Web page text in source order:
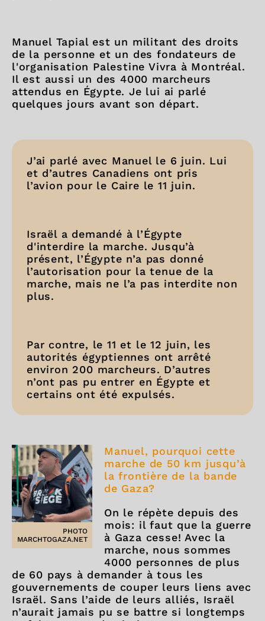
Manuel Tapial est un militant des droits
de la personne et un des fondateurs de
l'organisation Palestine Vivra à Montréal.
Il est aussi un des 4000 marcheurs
attendus en Égypte. Je lui ai parlé
quelques jours avant son départ.
J’ai parlé avec Manuel le 6 juin. Lui
et d’autres Canadiens ont pris
l’avion pour le Caire le 11 juin.
Israël a demandé à l’Égypte
d'interdire la marche. Jusqu’à
présent, l’Égypte n’a pas donné
l’autorisation pour la tenue de la
marche, mais ne l’a pas interdite non
plus.
Par contre, le 11 et le 12 juin, les
autorités égyptiennes ont arrêté
environ 200 marcheurs. D’autres
n’ont pas pu entrer en Égypte et
certains ont été expulsés.
PHOTO
MARCHTOGAZA.NET
Manuel, pourquoi cette
marche de 50 km jusqu’à
la frontière de la bande
de Gaza?
On le répète depuis des
mois: il faut que la guerre
à Gaza cesse! Avec la
marche, nous sommes
4000 personnes de plus
de 60 pays à demander à tous les
gouvernements de couper leurs liens avec
Israël. Sans l’aide de leurs alliés, Israël
n’aurait jamais pu se battre si longtemps